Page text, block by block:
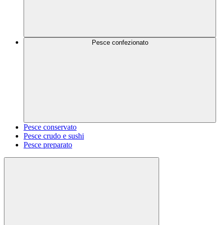
Pesce confezionato
Pesce conservato
Pesce crudo e sushi
Pesce preparato